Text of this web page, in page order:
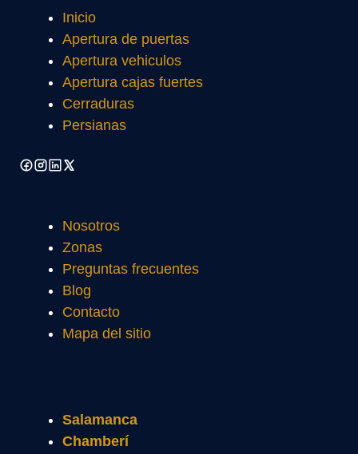
Inicio
Apertura de puertas
Apertura vehiculos
Apertura cajas fuertes
Cerraduras
Persianas
Nosotros
Zonas
Preguntas frecuentes
Blog
Contacto
Mapa del sitio
Salamanca
Chamberí